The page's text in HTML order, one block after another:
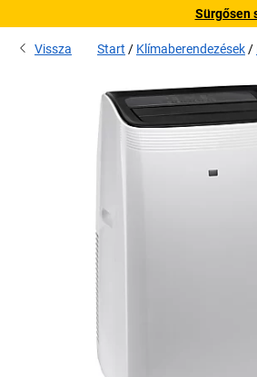
Sürgősen
Vissza Start Klímaberendezések